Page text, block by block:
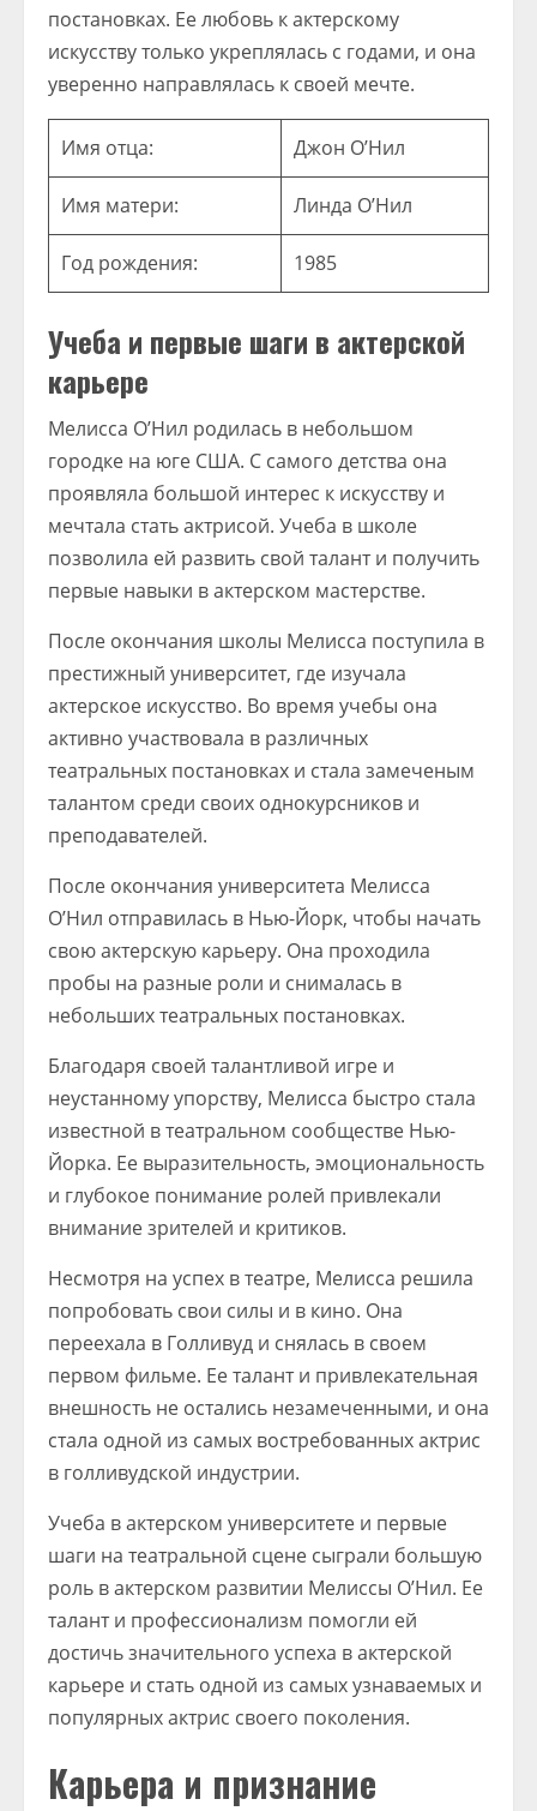
постановках. Ее любовь к актерскому
искусству только укреплялась с годами, и она
уверенно направлялась к своей мечте.
Имя отца: Джон О’Нил
Имя матери: Линда О’Нил
Год рождения: 1985
Учеба и первые шаги в актерской
карьере
Мелисса О’Нил родилась в небольшом
городке на юге США. С самого детства она
проявляла большой интерес к искусству и
мечтала стать актрисой. Учеба в школе
позволила ей развить свой талант и получить
первые навыки в актерском мастерстве.
После окончания школы Мелисса поступила в
престижный университет, где изучала
актерское искусство. Во время учебы она
активно участвовала в различных
театральных постановках и стала замеченым
талантом среди своих однокурсников и
преподавателей.
После окончания университета Мелисса
О’Нил отправилась в Нью-Йорк, чтобы начать
свою актерскую карьеру. Она проходила
пробы на разные роли и снималась в
небольших театральных постановках.
Благодаря своей талантливой игре и
неустанному упорству, Мелисса быстро стала
известной в театральном сообществе Нью-
Йорка. Ее выразительность, эмоциональность
и глубокое понимание ролей привлекали
внимание зрителей и критиков.
Несмотря на успех в театре, Мелисса решила
попробовать свои силы и в кино. Она
переехала в Голливуд и снялась в своем
первом фильме. Ее талант и привлекательная
внешность не остались незамеченными, и она
стала одной из самых востребованных актрис
в голливудской индустрии.
Учеба в актерском университете и первые
шаги на театральной сцене сыграли большую
роль в актерском развитии Мелиссы О’Нил. Ее
талант и профессионализм помогли ей
достичь значительного успеха в актерской
карьере и стать одной из самых узнаваемых и
популярных актрис своего поколения.
Карьера и признание